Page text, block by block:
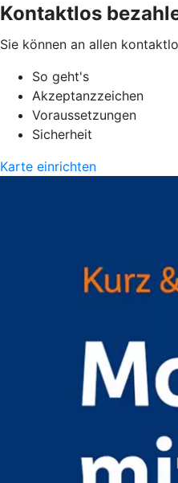
Kontaktlos
Sie können an allen
So geht's
Akzeptanzzeichen
Voraussetzungen
Sicherheit
Karte einrichten